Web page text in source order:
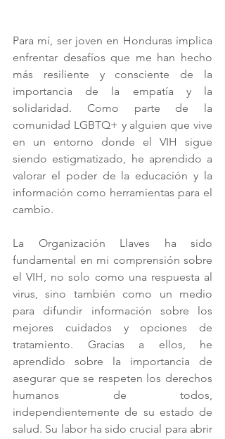
Para mí, ser joven en Honduras implica
enfrentar desafíos que me han hecho
más resiliente y consciente de la
importancia de la empatía y la
solidaridad. Como parte de la
comunidad LGBTQ+ y alguien que vive
en un entorno donde el VIH sigue
siendo estigmatizado, he aprendido a
valorar el poder de la educación y la
información como herramientas para el
cambio.
La Organización Llaves ha sido
fundamental en mi comprensión sobre
el VIH, no solo como una respuesta al
virus, sino también como un medio
para difundir información sobre los
mejores cuidados y opciones de
tratamiento. Gracias a ellos, he
aprendido sobre la importancia de
asegurar que se respeten los derechos
humanos de todos,
independientemente de su estado de
salud. Su labor ha sido crucial para abrir